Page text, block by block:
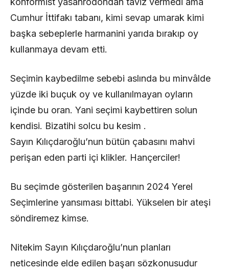
Cumhur İttifakı tabanı, kimi sevap umarak kimi
başka sebeplerle harmanini yarıda bırakıp oy
kullanmaya devam etti.
Seçimin kaybedilme sebebi aslında bu minvâlde
yüzde iki buçuk oy ve kullanılmayan oyların
içinde bu oran. Yani seçimi kaybettiren solun
kendisi. Bizatihi solcu bu kesim .
Sayın Kılıçdaroğlu’nun bütün çabasını mahvi
perişan eden parti içi klikler. Hançerciler!
Bu seçimde gösterilen başarının 2024 Yerel
Seçimlerine yansıması bittabi. Yükselen bir ateşi
söndiremez kimse.
Nitekim Sayın Kılıçdaroğlu’nun planları
neticesinde elde edilen başarı sözkonusudur